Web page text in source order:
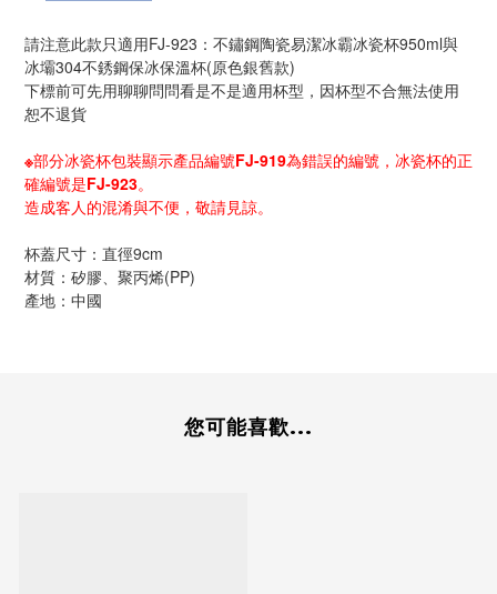
請注意此款只適用FJ-923：不鏽鋼陶瓷易潔冰霸冰瓷杯950ml與
冰壩304不銹鋼保冰保溫杯(原色銀舊款)
下標前可先用聊聊問問看是不是適用杯型，因杯型不合無法使用
恕不退貨
※部分冰瓷杯包裝顯示產品編號FJ-919為錯誤的編號，冰瓷杯的正
確編號是FJ-923。
造成客人的混淆與不便，敬請見諒。
杯蓋尺寸：直徑9cm
材質：矽膠、聚丙烯(PP)
產地：中國
您可能喜歡...